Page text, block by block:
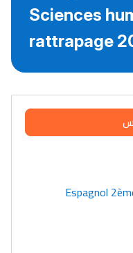
Sciences
rattrapage
Espagnol